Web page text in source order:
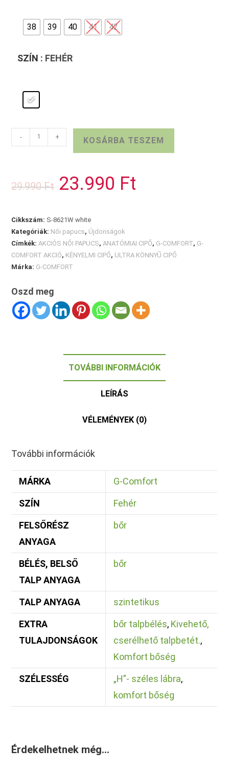
38 39 40 41 42
SZÍN : FEHÉR
COMFORT
mennyiség
- + KOSÁRBA TESZEM
29.990Ft
Original
price
was:
23.990 Ft
Cikkszám: S-8621W white
Kategóriák: Női papucs, Újdonságok
Címkék: AKCIÓS NŐI PAPUCS, ANATÓMIAI CIPŐ, G-COMFORT, G-
COMFORT AKCIÓ, KÉNYELMI CIPŐ, ULTRA KÖNNYŰ CIPŐ
Márka: G-COMFORT
Oszd meg
TOVÁBBI INFORMÁCIÓK
LEÍRÁS
VÉLEMÉNYEK (0)
További információk
MÁRKA G-Comfort
SZÍN Fehér
FELSŐRÉSZ
ANYAGA
bőr
BÉLÉS, BELSŐ
TALP ANYAGA
bőr
TALP ANYAGA szintetikus
EXTRA
TULAJDONSÁGOK
bőr talpbélés, Kivehető,
cserélhető talpbetét.,
Komfort bőség
SZÉLESSÉG „H”- széles lábra,
komfort bőség
Érdekelhetnek még…